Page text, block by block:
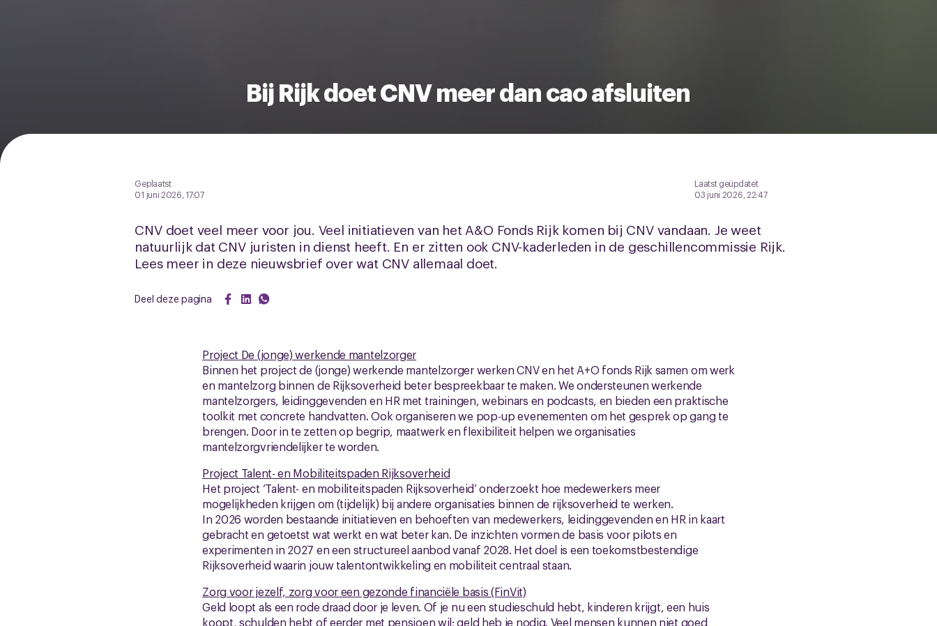
Bij Rijk doet CNV meer dan cao afsluiten
Geplaatst
01 juni 2026, 17:07
Laatst geüpdatet
03 juni 2026, 22:47
CNV doet veel meer voor jou. Veel initiatieven van het A&O Fonds Rijk komen bij CNV vandaan. Je weet
natuurlijk dat CNV juristen in dienst heeft. En er zitten ook CNV-kaderleden in de geschillencommissie Rijk.
Lees meer in deze nieuwsbrief over wat CNV allemaal doet.
Deel deze pagina
Project De (jonge) werkende mantelzorger
Binnen het project de (jonge) werkende mantelzorger werken CNV en het A+O fonds Rijk samen om werk
en mantelzorg binnen de Rijksoverheid beter bespreekbaar te maken. We ondersteunen werkende
mantelzorgers, leidinggevenden en HR met trainingen, webinars en podcasts, en bieden een praktische
toolkit met concrete handvatten. Ook organiseren we pop-up evenementen om het gesprek op gang te
brengen. Door in te zetten op begrip, maatwerk en flexibiliteit helpen we organisaties
mantelzorgvriendelijker te worden.
Project Talent- en Mobiliteitspaden Rijksoverheid
Het project ‘Talent- en mobiliteitspaden Rijksoverheid’ onderzoekt hoe medewerkers meer
mogelijkheden krijgen om (tijdelijk) bij andere organisaties binnen de rijksoverheid te werken.
In 2026 worden bestaande initiatieven en behoeften van medewerkers, leidinggevenden en HR in kaart
gebracht en getoetst wat werkt en wat beter kan. De inzichten vormen de basis voor pilots en
experimenten in 2027 en een structureel aanbod vanaf 2028. Het doel is een toekomstbestendige
Rijksoverheid waarin jouw talentontwikkeling en mobiliteit centraal staan.
Zorg voor jezelf, zorg voor een gezonde financiële basis (FinVit)
Geld loopt als een rode draad door je leven. Of je nu een studieschuld hebt, kinderen krijgt, een huis
koopt, schulden hebt of eerder met pensioen wil; geld heb je nodig. Veel mensen kunnen niet goed